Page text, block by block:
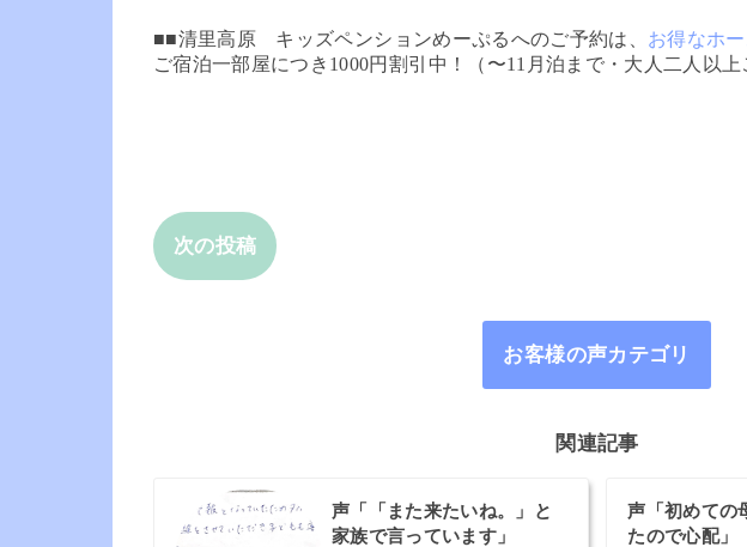
■■清里高原 キッズペンションめーぷるへのご予約は、 お得なホ
ご宿泊一部屋につき1000円割引中！（〜11月泊まで・大人二人以上
次の投稿
お客様の声カテゴリ
関連記事
声「「また来たいね。」と
家族で言っています」
声「初めての
たので心配」